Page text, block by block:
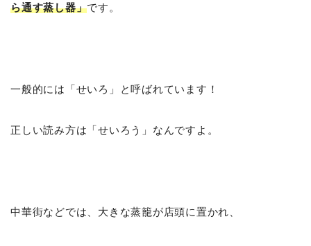
ら通す蒸し器」です。
一般的には「せいろ」と呼ばれています！
正しい読み方は「せいろう」なんですよ。
中華街などでは、大きな蒸籠が店頭に置かれ、